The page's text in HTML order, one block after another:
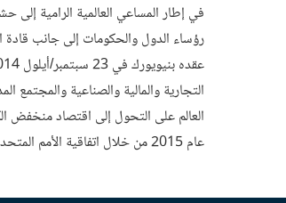
في إطار المساعي العالمية الرامية إلى
رؤساء الدول والحكومات إلى جانب قادة
التجارية والمالية والصناعية
العالم على التحول إلى اقتصاد منخفض
عام 2015 من خلال اتفاقية الأمم المتحدة الإطارية بشأن تغيّر المناخ.